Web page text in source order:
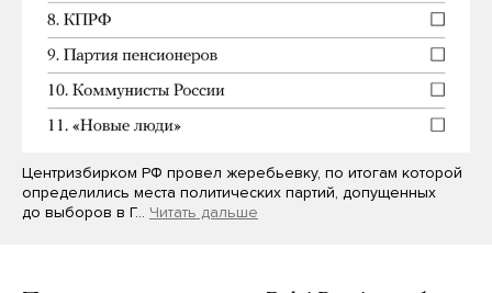
Центризбирком РФ провел жеребьевку, по итогам которой
определились места политических партий, допущенных
до выборов в Г… Читать дальше